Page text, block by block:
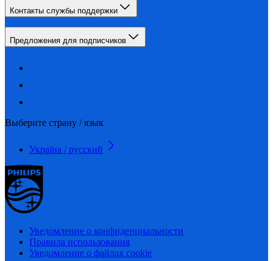
Контакты службы поддержки
Предложения для подписчиков
Выберите страну / язык
Україна / русский
Уведомление о конфиденциальности
Правила использования
Уведомление о файлах cookie